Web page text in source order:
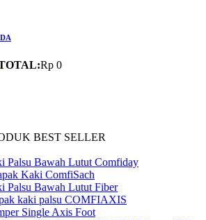
Rp 0
BEST SELLER
Palsu Bawah Lutut Comfiday
Kaki ComfiSach
Palsu Bawah Lutut Fiber
kaki palsu COMFIAXIS
Single Axis Foot